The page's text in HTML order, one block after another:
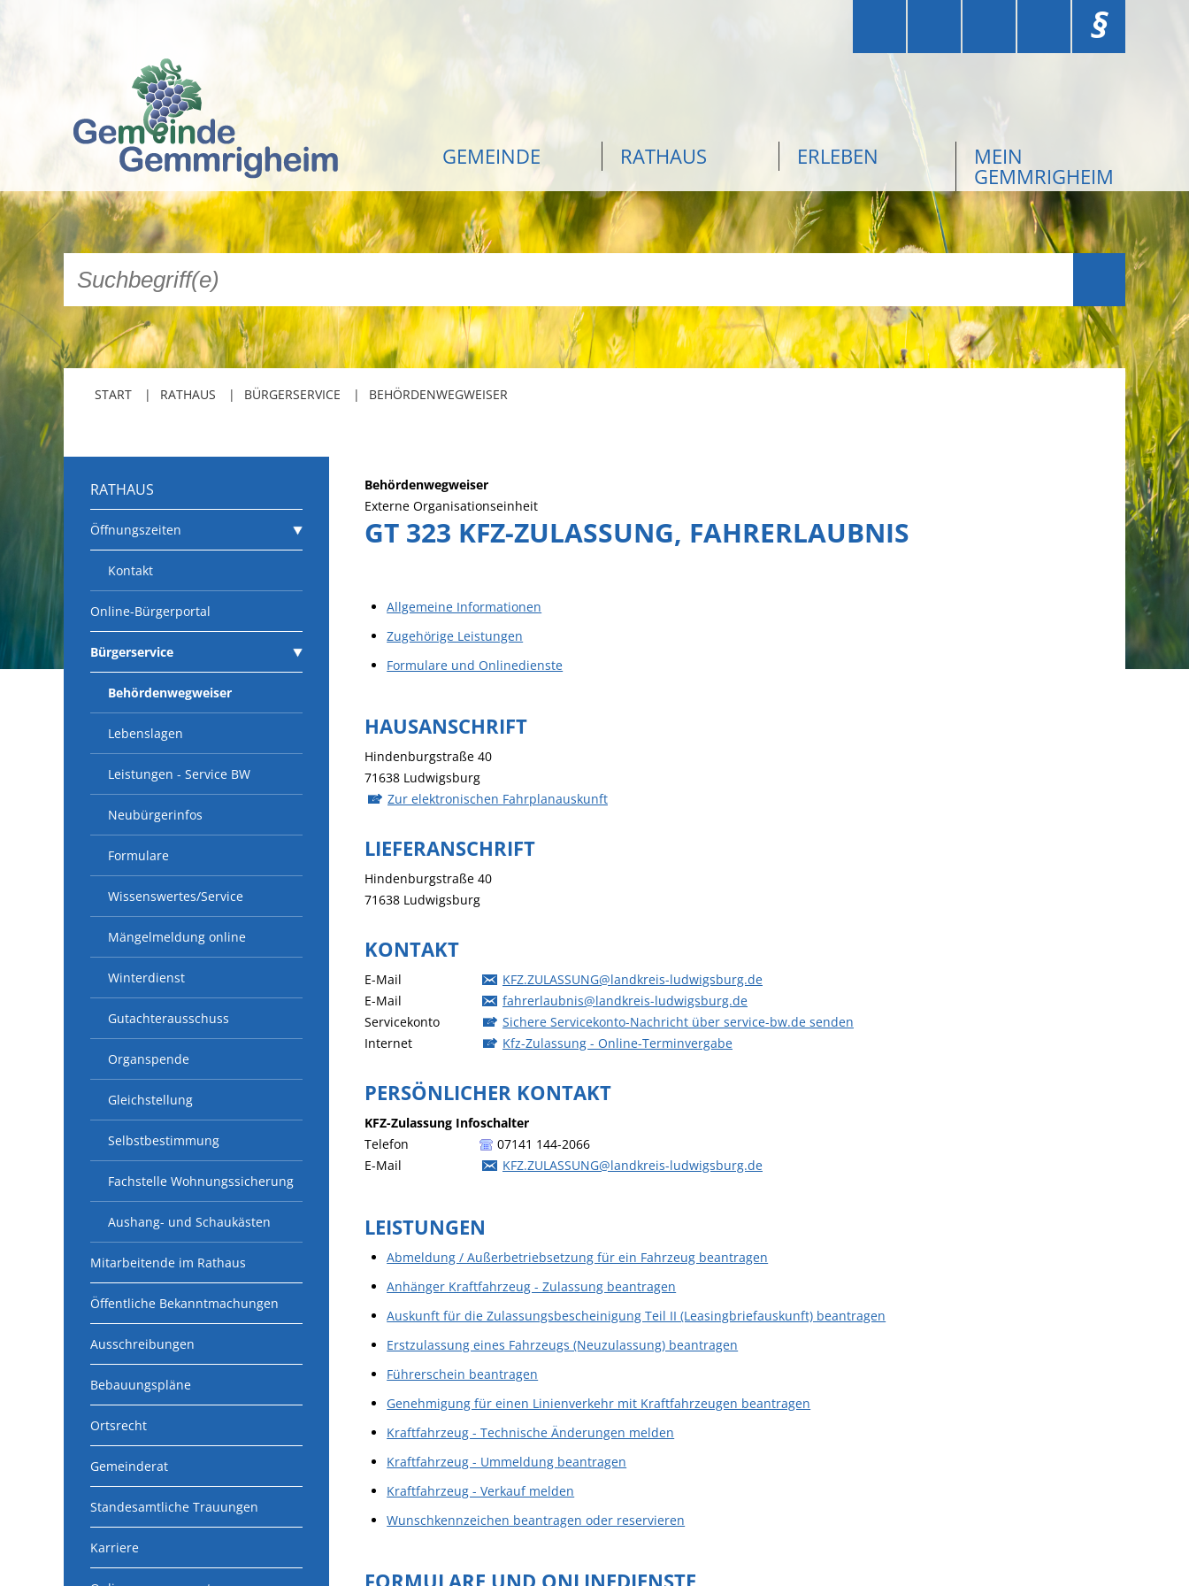
§
GEMEINDE RATHAUS ERLEBEN MEIN
GEMMRIGHEIM
START RATHAUS BÜRGERSERVICE BEHÖRDENWEGWEISER
RATHAUS
Öffnungszeiten
Kontakt
Online-Bürgerportal
Bürgerservice
Behördenwegweiser
Lebenslagen
Leistungen - Service BW
Neubürgerinfos
Formulare
Wissenswertes/Service
Mängelmeldung online
Winterdienst
Gutachterausschuss
Organspende
Gleichstellung
Selbstbestimmung
Fachstelle Wohnungssicherung
Aushang- und Schaukästen
Mitarbeitende im Rathaus
Öffentliche Bekanntmachungen
Ausschreibungen
Bebauungspläne
Ortsrecht
Gemeinderat
Standesamtliche Trauungen
Karriere
Behördenwegweiser
Externe Organisationseinheit
GT 323 KFZ-ZULASSUNG, FAHRERLAUBNIS
Allgemeine Informationen
Zugehörige Leistungen
Formulare und Onlinedienste
HAUSANSCHRIFT
Hindenburgstraße 40
71638 Ludwigsburg
Zur elektronischen Fahrplanauskunft
LIEFERANSCHRIFT
Hindenburgstraße 40
71638 Ludwigsburg
KONTAKT
E-Mail
KFZ.ZULASSUNG@landkreis-ludwigsburg.de
E-Mail
fahrerlaubnis@landkreis-ludwigsburg.de
Servicekonto
Sichere Servicekonto-Nachricht über service-bw.de senden
Internet
Kfz-Zulassung - Online-Terminvergabe
PERSÖNLICHER KONTAKT
KFZ-Zulassung Infoschalter
Telefon
07141 144-2066
E-Mail
KFZ.ZULASSUNG@landkreis-ludwigsburg.de
LEISTUNGEN
Abmeldung / Außerbetriebsetzung für ein Fahrzeug beantragen
Anhänger Kraftfahrzeug - Zulassung beantragen
Auskunft für die Zulassungsbescheinigung Teil II (Leasingbriefauskunft) beantragen
Erstzulassung eines Fahrzeugs (Neuzulassung) beantragen
Führerschein beantragen
Genehmigung für einen Linienverkehr mit Kraftfahrzeugen beantragen
Kraftfahrzeug - Technische Änderungen melden
Kraftfahrzeug - Ummeldung beantragen
Kraftfahrzeug - Verkauf melden
Wunschkennzeichen beantragen oder reservieren
FORMULARE UND ONLINEDIENSTE